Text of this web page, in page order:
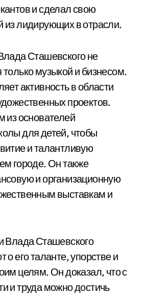
и сделал свою
из лидирующих в отрасли.
Сташевского не
музыкой и бизнесом.
активность в области
проектов.
из основателей
для детей, чтобы
и талантливую
городе. Он также
и организационную
выставкам и
Влада Сташевского
о его таланте, упорстве и
целям. Он доказал, что с
и труда можно достичь